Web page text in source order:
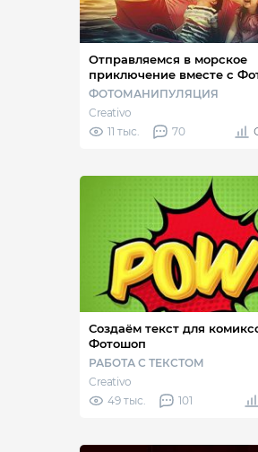
Отправляемся в морское
приключение вместе с
ФОТОМАНИПУЛЯЦИЯ
Creativo
11 тыс.
70
Создаём текст для
Фотошоп
РАБОТА С ТЕКСТОМ
Creativo
49 тыс.
101